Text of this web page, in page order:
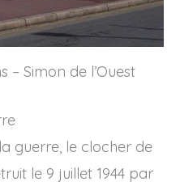
– Simon de l’Ouest
guerre, le clocher de
le 9 juillet 1944 par